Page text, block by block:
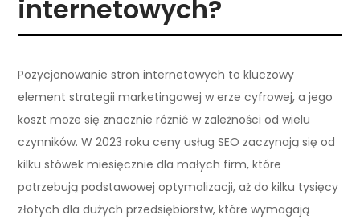
internetowych?
Pozycjonowanie stron internetowych to kluczowy
element strategii marketingowej w erze cyfrowej, a jego
koszt może się znacznie różnić w zależności od wielu
czynników. W 2023 roku ceny usług SEO zaczynają się od
kilku stówek miesięcznie dla małych firm, które
potrzebują podstawowej optymalizacji, aż do kilku tysięcy
złotych dla dużych przedsiębiorstw, które wymagają